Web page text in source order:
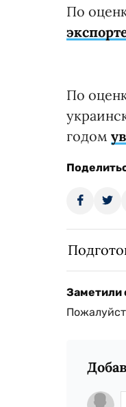
По
По
годом
Заметили